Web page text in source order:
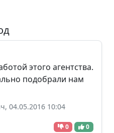
этого агентства.
подобрали нам
04.05.2016 10:04
0 0